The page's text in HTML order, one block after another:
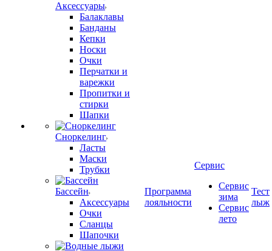
Аксессуары
Балаклавы
Банданы
Кепки
Носки
Очки
Перчатки и
варежки
Пропитки и
стирки
Шапки
Сноркелинг
Ласты
Маски
Трубки
Бассейн
Аксессуары
Очки
Сланцы
Шапочки
Программа
лояльности
Сервис
Сервис
зима
Сервис
лето
Тест
лыж